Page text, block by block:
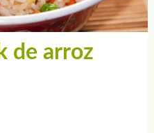
de arroz